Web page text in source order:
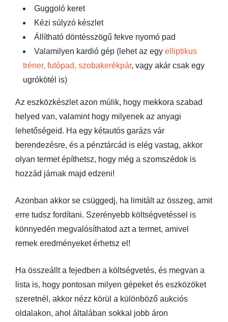
Guggoló keret
Kézi súlyzó készlet
Állítható döntésszögű fekve nyomó pad
Valamilyen kardió gép (lehet az egy elliptikus
tréner, futópad, szobakerékpár, vagy akár csak egy
ugrókötél is)
Az eszközkészlet azon múlik, hogy mekkora szabad
helyed van, valamint hogy milyenek az anyagi
lehetőségeid. Ha egy kétautós garázs vár
berendezésre, és a pénztárcád is elég vastag, akkor
olyan termet építhetsz, hogy még a szomszédok is
hozzád járnak majd edzeni!
Azonban akkor se csüggedj, ha limitált az összeg, amit
erre tudsz fordítani. Szerényebb költségvetéssel is
könnyedén megvalósíthatod azt a termet, amivel
remek eredményeket érhetsz el!
Ha összeállt a fejedben a költségvetés, és megvan a
lista is, hogy pontosan milyen gépeket és eszközöket
szeretnél, akkor nézz körül a különböző aukciós
oldalakon, ahol általában sokkal jobb áron